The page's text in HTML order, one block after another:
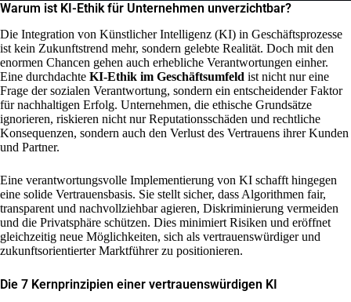
Warum ist KI-Ethik für Unternehmen unverzichtbar?
Die Integration von Künstlicher Intelligenz (KI) in Geschäftsprozesse
ist kein Zukunftstrend mehr, sondern gelebte Realität. Doch mit den
enormen Chancen gehen auch erhebliche Verantwortungen einher.
Eine durchdachte KI-Ethik im Geschäftsumfeld ist nicht nur eine
Frage der sozialen Verantwortung, sondern ein entscheidender Faktor
für nachhaltigen Erfolg. Unternehmen, die ethische Grundsätze
ignorieren, riskieren nicht nur Reputationsschäden und rechtliche
Konsequenzen, sondern auch den Verlust des Vertrauens ihrer Kunden
und Partner.
Eine verantwortungsvolle Implementierung von KI schafft hingegen
eine solide Vertrauensbasis. Sie stellt sicher, dass Algorithmen fair,
transparent und nachvollziehbar agieren, Diskriminierung vermeiden
und die Privatsphäre schützen. Dies minimiert Risiken und eröffnet
gleichzeitig neue Möglichkeiten, sich als vertrauenswürdiger und
zukunftsorientierter Marktführer zu positionieren.
Die 7 Kernprinzipien einer vertrauenswürdigen KI